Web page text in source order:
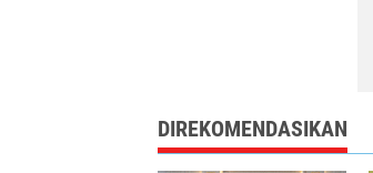
DIREKOMENDASIKAN